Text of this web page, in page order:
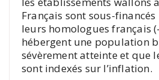
Français sont sous-
leurs homologues français
hébergent une population
sévèrement atteinte et que
sont indexés sur l’inflation.